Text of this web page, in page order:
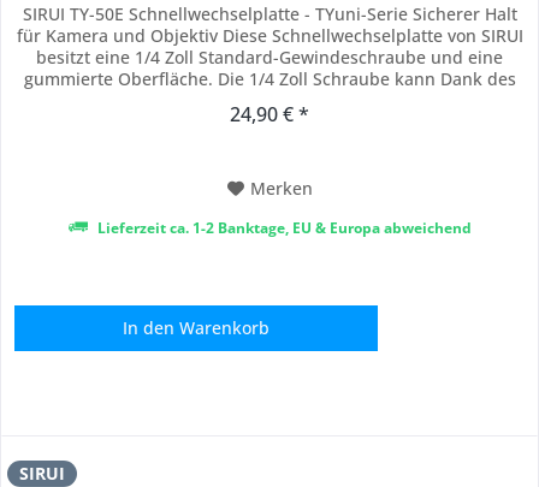
SIRUI TY-50E Schnellwechselplatte - TYuni-Serie Sicherer Halt
für Kamera und Objektiv Diese Schnellwechselplatte von SIRUI
besitzt eine 1/4 Zoll Standard-Gewindeschraube und eine
gummierte Oberfläche. Die 1/4 Zoll Schraube kann Dank des
befestigt werden. Die SIRUI Wechselplatten sind mit dem Arca-
24,90 € *
Merken
Lieferzeit ca. 1-2 Banktage, EU & Europa abweichend
In den Warenkorb
SIRUI